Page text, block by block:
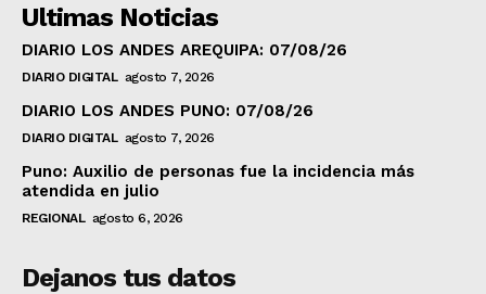
Ultimas Noticias
DIARIO LOS ANDES AREQUIPA: 07/08/26
DIARIO DIGITAL agosto 7, 2026
DIARIO LOS ANDES PUNO: 07/08/26
DIARIO DIGITAL agosto 7, 2026
Puno: Auxilio de personas fue la incidencia más
atendida en julio
REGIONAL agosto 6, 2026
Dejanos tus datos